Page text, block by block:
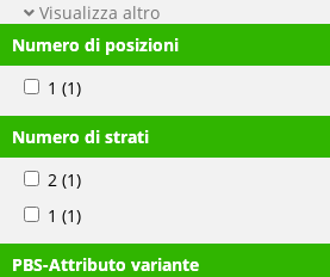
Visualizza altro
Numero di posizioni
1 (1)
Numero di strati
2 (1)
1 (1)
PBS-Attributo variante